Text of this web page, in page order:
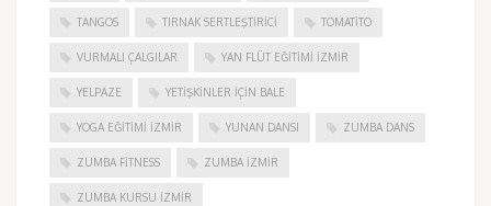
TANGOS TIRNAK SERTLEŞTIRICI TOMATITO
VURMALI ÇALGILAR YAN FLÜT EĞITIMI İZMIR
YELPAZE YETIŞKINLER IÇIN BALE
YOGA EĞITIMI İZMIR YUNAN DANSI ZUMBA DANS
ZUMBA FITNESS ZUMBA İZMIR
ZUMBA KURSU İZMIR